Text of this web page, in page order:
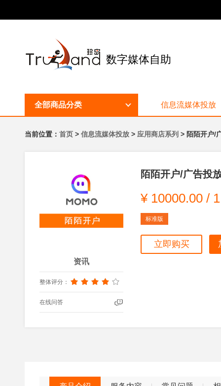
数字媒体自助
全部商品分类 信息流媒体投放
当前位置： 首页 > 信息流媒体投放 > 应用商店系列 > 陌陌开户/
资讯
整体评分：
在线问答
陌陌开户/广告投
¥ 10000.00 /
标准版
立即购买